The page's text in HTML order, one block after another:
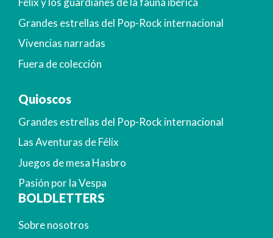
Grandes estrellas del Pop-Rock internacional
Vivencias narradas
Fuera de colección
Quioscos
Grandes estrellas del Pop-Rock internacional
Las Aventuras de Félix
Juegos de mesa Hasbro
Pasión por la Vespa
BOLDLETTERS
Sobre nosotros